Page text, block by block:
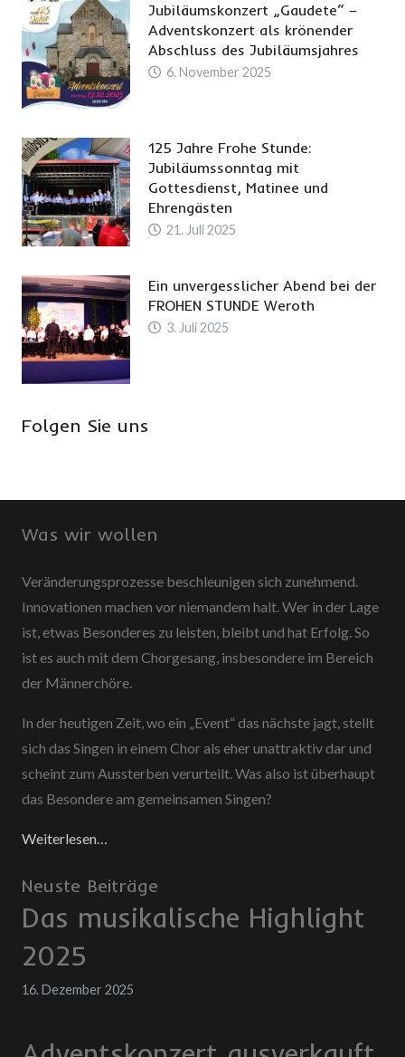
Jubiläumskonzert „Gaudete“ –
Adventskonzert als krönender
Abschluss des Jubiläumsjahres
6. November 2025
125 Jahre Frohe Stunde:
Jubiläumssonntag mit
Gottesdienst, Matinee und
Ehrengästen
21. Juli 2025
Ein unvergesslicher Abend bei der
FROHEN STUNDE Weroth
3. Juli 2025
Folgen Sie uns
Was wir wollen
Veränderungsprozesse beschleunigen sich zunehmend.
Innovationen machen vor niemandem halt. Wer in der Lage
ist, etwas Besonderes zu leisten, bleibt und hat Erfolg. So
ist es auch mit dem Chorgesang, insbesondere im Bereich
der Männerchöre.
In der heutigen Zeit, wo ein „Event“ das nächste jagt, stellt
sich das Singen in einem Chor als eher unattraktiv dar und
scheint zum Aussterben verurteilt. Was also ist überhaupt
das Besondere am gemeinsamen Singen?
Weiterlesen…
Neuste Beiträge
Das musikalische Highlight
2025
16. Dezember 2025